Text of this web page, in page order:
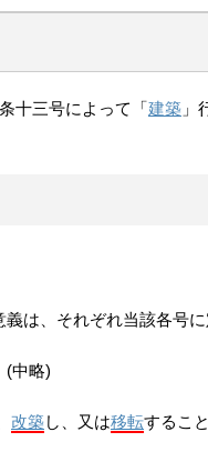
十三号によって「建築 」
は、それぞれ当該各号
(中略)
改築し、又は移転するこ